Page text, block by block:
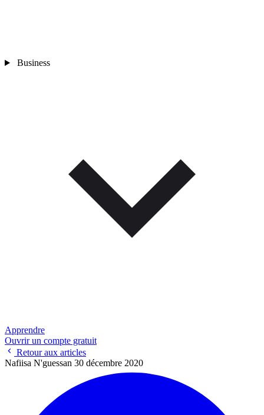
Business
Apprendre
Ouvrir un compte gratuit
Retour aux articles
Nafiisa N'guessan 30 décembre 2020